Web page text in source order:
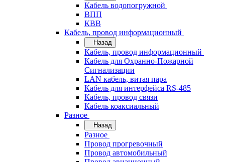
Кабель водопогружной
ВПП
КВВ
Кабель, провод информационный
Назад
Кабель, провод информационный
Кабель для Охранно-Пожарной
Сигнализации
LAN кабель, витая пара
Кабель для интерфейса RS-485
Кабель, провод связи
Кабель коаксиальный
Разное
Назад
Разное
Провод прогревочный
Провод автомобильный